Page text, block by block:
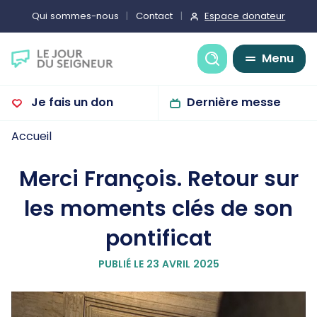
Qui sommes-nous Contact Espace donateur
Recherche
Menu
Je fais un don Dernière messe
Accueil
Merci François. Retour sur
les moments clés de son
pontificat
PUBLIÉ LE 23 AVRIL 2025